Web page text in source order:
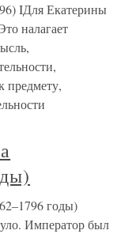
IДля Екатерины
налагает
предмету,
годы)
Император был